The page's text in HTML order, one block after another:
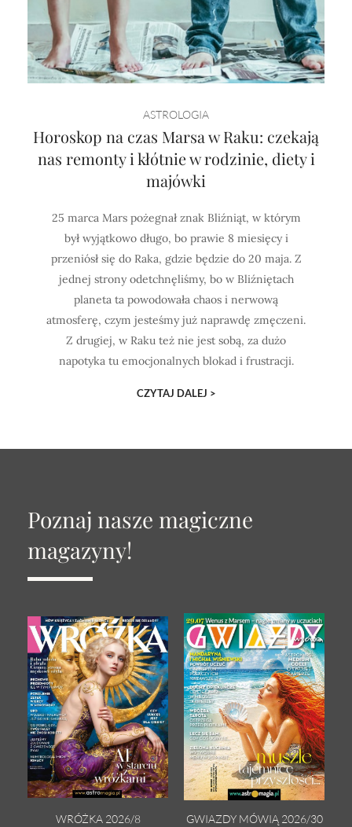
ASTROLOGIA
Horoskop na czas Marsa w Raku: czekają
nas remonty i kłótnie w rodzinie, diety i
majówki
25 marca Mars pożegnał znak Bliźniąt, w którym
był wyjątkowo długo, bo prawie 8 miesięcy i
przeniósł się do Raka, gdzie będzie do 20 maja. Z
jednej strony odetchnęliśmy, bo w Bliźniętach
planeta ta powodowała chaos i nerwową
atmosferę, czym jesteśmy już naprawdę zmęczeni.
Z drugiej, w Raku też nie jest sobą, za dużo
napotyka tu emocjonalnych blokad i frustracji.
CZYTAJ DALEJ >
Poznaj nasze magiczne
magazyny!
WRÓŻKA 2026/8
GWIAZDY MÓWIĄ 2026/30